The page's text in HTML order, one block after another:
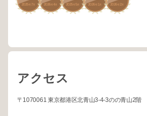
2025年 7 2026年 4 2025年 5月 2026年 1 2026年 2月
アクセス
〒1070061 東京都港区北青山3-4-3のの青山2階